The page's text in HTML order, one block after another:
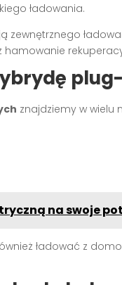
ładowania.
zewnętrznego
znajdziemy w wielu
na swoje
ładować z